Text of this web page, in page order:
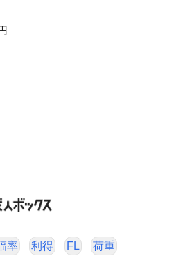
率 利得 FL 荷重